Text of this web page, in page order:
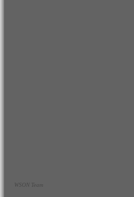
WSON Team